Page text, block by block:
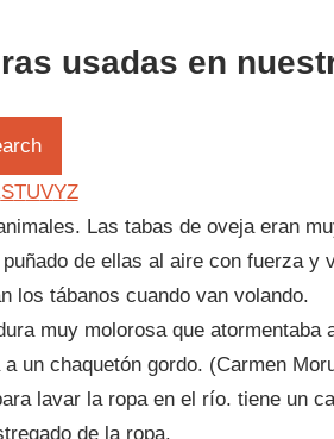
usadas en
STUVYZ
Las tabas de oveja eran
de ellas al aire con fuerza y
los tábanos cuando van volando.
muy molorosa que atormentaba
un chaquetón gordo. (Carmen
lavar la ropa en el río. tiene un
de la ropa.